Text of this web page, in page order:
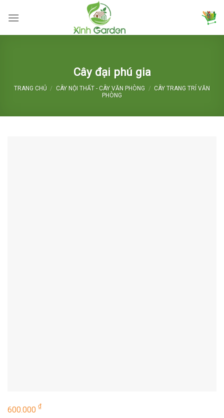
Cây đại phú gia
TRANG CHỦ / CÂY NỘI THẤT - CÂY VĂN PHÒNG / CÂY TRANG TRÍ VĂN
PHÒNG
600.000 ₫